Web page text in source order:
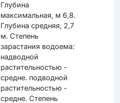
Глубина
максимальная, м 6,8.
Глубина средняя, 2,7
м. Степень
зарастания водоема:
надводной
растительностью -
средне. подводной
растительностью -
средне. Степень